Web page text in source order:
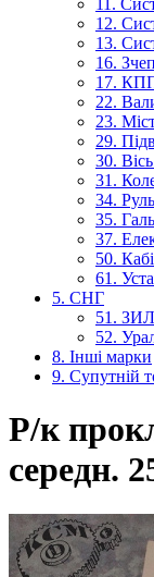
11.
12.
13.
16.
17.
22.
23.
29.
30.
31.
34.
35.
37.
50.
61.
5. СНГ
51. ЗИЛ
52.
8. Інші марки
9. Супутній
Р/к
середн.